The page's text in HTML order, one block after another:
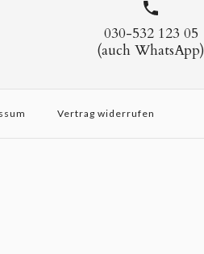
030-532 123 05
(auch WhatsApp)
Vertrag widerrufen